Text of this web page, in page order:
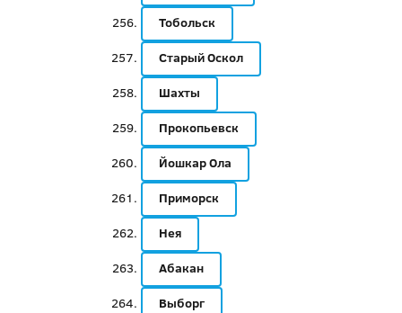
Тобольск
Старый Оскол
Шахты
Прокопьевск
Йошкар Ола
Приморск
Нея
Абакан
Выборг